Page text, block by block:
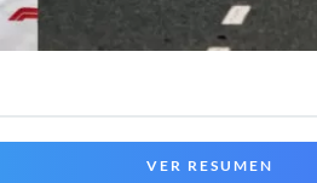
VER RESUMEN